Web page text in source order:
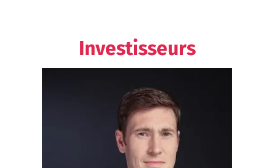
Investisseurs